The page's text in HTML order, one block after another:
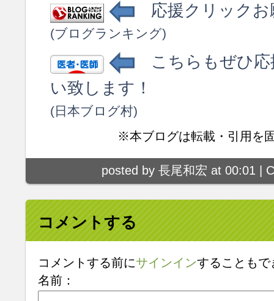
応援クリックお
(ブログランキング)
こちらもぜひ応
い致します！
(日本ブログ村)
※本ブログは転載・引用を
posted by 長尾和宏 at 00:01 |
コメントする
コメントする前にサインインすることもで
名前：